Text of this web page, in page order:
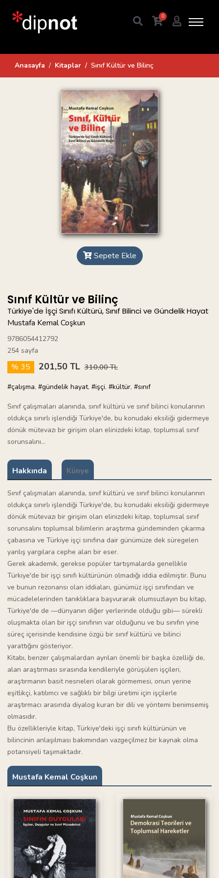
0
Anasayfa Kitaplar Sınıf Kültür ve Bilinç
Sepete Ekle
Sınıf Kültür ve Bilinç
Türkiye'de İşçi Sınıfı Kültürü, Sınıf Bilinci ve Gündelik Hayat
Mustafa Kemal Coşkun
9786054412792
254 sayfa
% 35 201,50 TL 310,00 TL
#çalışma, #gündelik hayat, #işçi, #kültür, #sınıf
Sınıf çalışmaları alanında, sınıf kültürü ve sınıf bilinci konularının
oldukça sınırlı işlendiği Türkiye'de, bu konudaki eksiliği gidermeye
dönük mütevazı bir girişim olan elinizdeki kitap, toplumsal sınıf
sorunsalını...
Hakkında Künye
Sınıf çalışmaları alanında, sınıf kültürü ve sınıf bilinci konularının
oldukça sınırlı işlendiği Türkiye'de, bu konudaki eksiliği gidermeye
dönük mütevazı bir girişim olan elinizdeki kitap, toplumsal sınıf
sorunsalını toplumsal bilimlerin araştırma gündeminden çıkarma
çabasına ve Türkiye işçi sınıfına dair günümüze dek süregelen
yanlış yargılara cephe alan bir eser.
Gerek akademik, gerekse popüler tartışmalarda genellikle
Türkiye'de bir işçi sınıfı kültürünün olmadığı iddia edilmiştir. Bunu
ve bunun rezonansı olan iddiaları, günümüz işçi sınıfından ve
mücadelelerinden tanıklıklara başvurarak olumsuzlayın bu kitap,
Türkiye'de de —dünyanın diğer yerlerinde olduğu gibi— sürekli
oluşmakta olan bir işçi sınıfının var olduğunu ve bu sınıfın yine
süreç içerisinde kendisine özgü bir sınıf kültürü ve bilinci
yarattığını gösteriyor.
Kitabı, benzer çalışmalardan ayrılan önemli bir başka özelliği de,
alan araştırması sırasında kendileriyle görüşülen işçileri,
araştırmanın basit nesneleri olarak görmemesi, onun yerine
eşitlikçi, katılımcı ve sağlıklı bir bilgi üretimi için işçilerle
araştırmacı arasında diyalog kuran bir dili ve yöntemi benimsemiş
olmasıdır.
Bu özellikleriyle kitap, Türkiye'deki işçi sınıfı kültürünün ve
bilincinin anlaşılması bakımından vazgeçilmez bir kaynak olma
potansiyeli taşımaktadır.
Mustafa Kemal Coşkun